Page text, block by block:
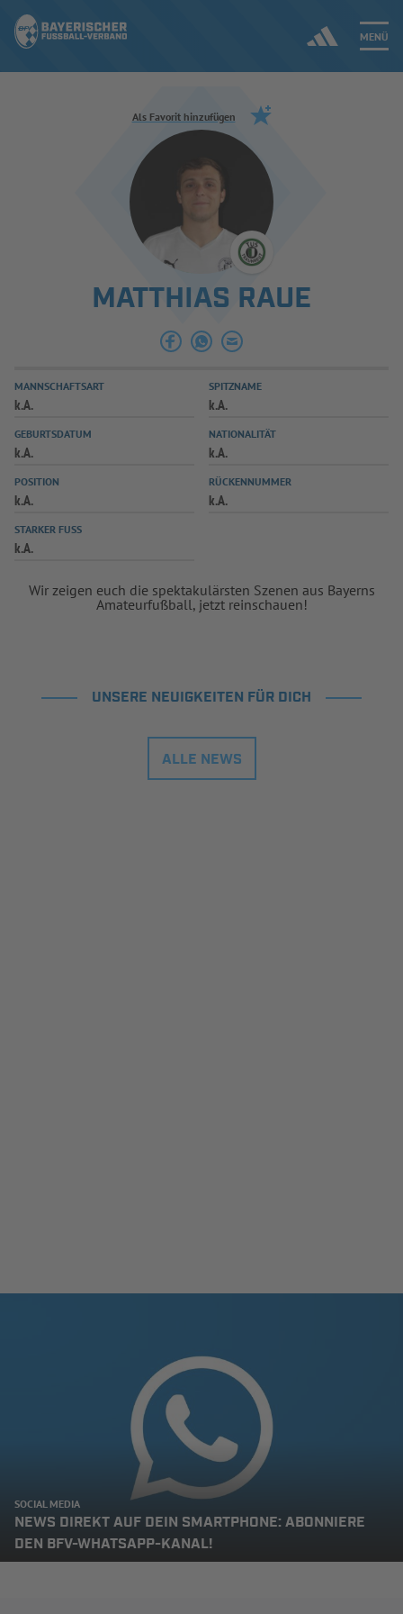
MENÜ
Jetzt einloggen
ERGEBNISSE & WETTBEWERBE
SPIELBETRIEB & VERBANDSLEBEN
AUSBILDUNG & FÖRDERUNG
SPIELPLUS
Als Favorit hinzufügen
MATTHIAS RAUE
MANNSCHAFTSART
k.A.
SPITZNAME
k.A.
GEBURTSDATUM
k.A.
NATIONALITÄT
k.A.
POSITION
k.A.
RÜCKENNUMMER
k.A.
STARKER FUSS
k.A.
Wir zeigen euch die spektakulärsten Szenen aus Bayerns
Amateurfußball, jetzt reinschauen!
UNSERE NEUIGKEITEN FÜR DICH
ALLE NEWS
SOCIAL MEDIA
NEWS DIREKT AUF DEIN SMARTPHONE: ABONNIERE
DEN BFV-WHATSAPP-KANAL!